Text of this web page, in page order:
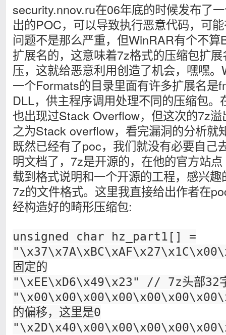
security.nnov.ru在06年底的时候发布了
出的POC，可以导致执行恶意代码，可
问题不是那么严重，但WinRAR有个不
扩展名的，这意味着7z格式的压缩包扩
压，这就给恶意利用创造了机会，嘿嘿。
一个Formats的目录里面有许多扩展名是
DLL，供主程序调用处理不同的压缩包
也出现过Stack Overflow，但这次的7z
之为Stack overflow，看完漏洞的分析就
既然已经有了poc，我们就没有必要自己
明文档了，7z是开源的，在他的官方站
载到格式说明和一个开源的工程，感兴
7z的文件格式。这里我直接给出作者在
经构造好的畸形压缩包:
unsigned char hz_part1[] =
固定的
"\xEE\xD6\x49\x23" // 7z头部32字
的偏移，这里是0